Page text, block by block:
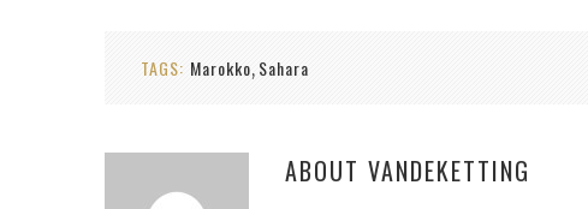
TAGS: Marokko, Sahara
ABOUT VANDEKETTING